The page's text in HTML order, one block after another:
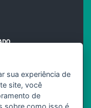
Santo
sua experiência de
site, você
de